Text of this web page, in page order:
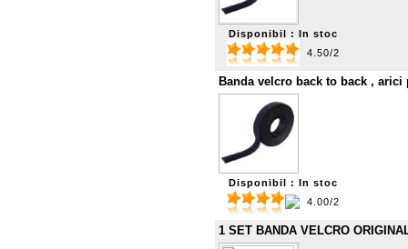
Disponibil : In stoc
4.50/2
Banda velcro back to back , arici
Disponibil : In stoc
4.00/2
1 SET BANDA VELCRO